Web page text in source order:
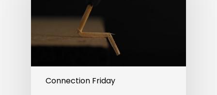
Connection Friday